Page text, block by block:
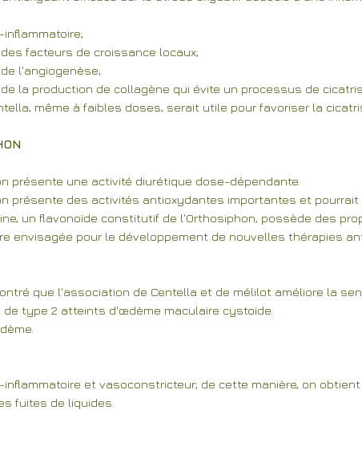
facteurs de croissance locaux;
l'angiogenèse;
la production de collagène qui évite un processus de
même à faibles doses, serait utile pour favoriser la
présente une activité diurétique dose-dépendante.
présente des activités antioxydantes importantes et
un flavonoïde constitutif de l'Orthosiphon, possède des
envisagée pour le développement de nouvelles thérapies
que l'association de Centella et de mélilot améliore la
de type 2 atteints d'œdème maculaire cystoïde.
inflammatoire et vasoconstricteur; de cette manière, on
fuites de liquides.